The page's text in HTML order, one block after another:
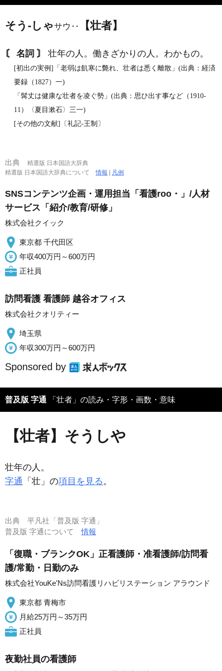
そう‐しゃサウ‥ 【壮者】
〘 名詞 〙 壮年の人。働きざかりの人。わかもの。
[初出の実例]「老弱は飢寒に斃れ、壮者は悉く離散」(出典：経済
要録（1827）一)
「髯丈は健康な壮者を凌ぐ勢」(出典：思ひ出す事など（1910‐
11）〈夏目漱石〉三一)
[その他の文献]〔礼記‐王制〕
出典
精選版 日本国語大辞典
精選版 日本国語大辞典について情報 凡例
SNSコンテンツ企画・運用担当「看護roo・」/人材
サービス「紹介/教育/研修」
株式会社クイック
東京都 千代田区
年収400万円～600万円
正社員
訪問看護 看護師 越谷オフィス
株式会社クオリティー
埼玉県
年収300万円～600万円
Sponsored by
普及版 字通 「壮者」の読み・字形・画数・意味
【壮者】そうしや
壮年の人。
字通 「壮」の項目を見る。
出典 平凡社「普及版 字通」
普及版 字通について情報
「復職・ブランクOK」正看護師・准看護師/訪問看
護/常勤・日勤のみ
株式会社YouKe'Ns訪問看護リハビリステーション アラウンド
東京都 青梅市
月給25万円～35万円
正社員
夜勤社員の看護師